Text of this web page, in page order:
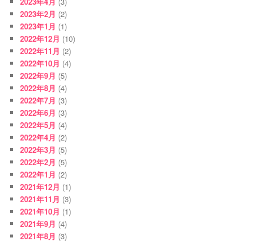
2023年2月 (2)
2023年1月 (1)
2022年12月 (10)
2022年11月 (2)
2022年10月 (4)
2022年9月 (5)
2022年8月 (4)
2022年7月 (3)
2022年6月 (3)
2022年5月 (4)
2022年4月 (2)
2022年3月 (5)
2022年2月 (5)
2022年1月 (2)
2021年12月 (1)
2021年11月 (3)
2021年10月 (1)
2021年9月 (4)
2021年8月 (3)